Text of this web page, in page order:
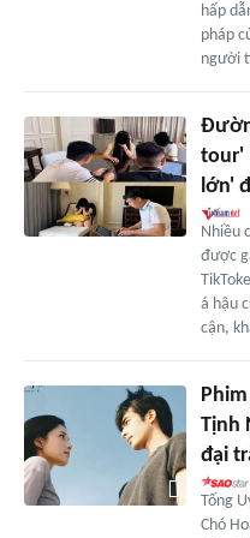
hấp
pháp
người
tour'
lớn'
Nhiều
được
á hậu
cận,
Tịnh
đại
Tống
Chó